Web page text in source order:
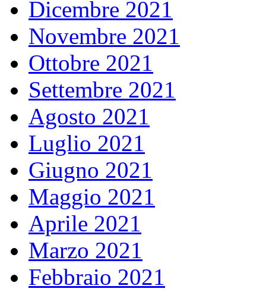
Dicembre 2021
Novembre 2021
Ottobre 2021
Settembre 2021
Agosto 2021
Luglio 2021
Giugno 2021
Maggio 2021
Aprile 2021
Marzo 2021
Febbraio 2021